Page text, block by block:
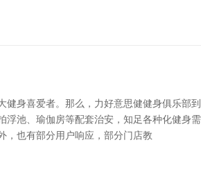
身喜爱者。那么，力好意思健健身俱乐部
池、瑜伽房等配套治安，知足各种化健身
，也有部分用户响应，部分门店教